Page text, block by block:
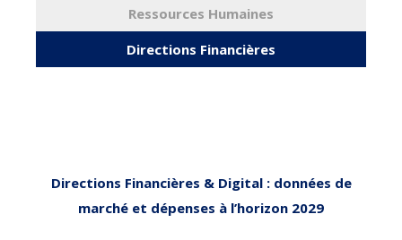
Ressources Humaines
Directions Financières
Directions Financières & Digital : données de
marché et dépenses à l’horizon 2029